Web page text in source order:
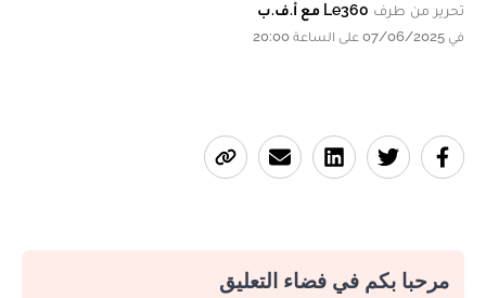
تحرير من طرف Le360 مع أ.ف.ب
في 07/06/2025 على الساعة 20:00
مرحبا بكم في فضاء التعليق